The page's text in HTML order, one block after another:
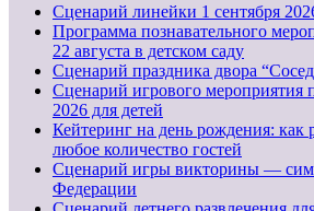
Cценарий линейки 1 сентября
Программа познавательного
22 августа в детском саду
Сценарий праздника двора
Сценарий игрового мероприятия
2026 для детей
Кейтеринг на день рождения: как
любое количество гостей
Сценарий игры викторины —
Федерации